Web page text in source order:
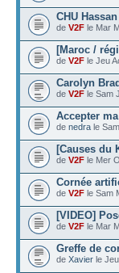
CHU
de V2F le Mar
[Maroc /
de V2F le Jeu
Carolyn
de V2F le Sam
Accepter
de nedra le
[Causes du
de V2F le Mer
Cornée
de V2F le Sam
[VIDEO]
de V2F le Mar
Greffe de
de Xavier le